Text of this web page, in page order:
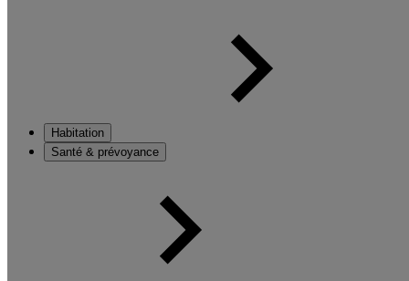
Habitation
Santé & prévoyance